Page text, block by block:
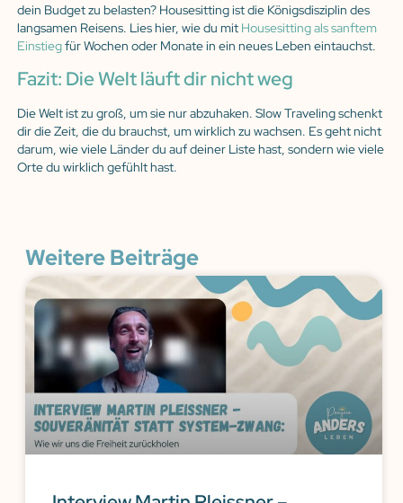
dein Budget zu belasten? Housesitting ist die Königsdisziplin des
langsamen Reisens. Lies hier, wie du mit Housesitting als sanftem
Einstiegfür Wochen oder Monate in ein neues Leben eintauchst.
Fazit: Die Welt läuft dir nicht weg
Die Welt ist zu groß, um sie nur abzuhaken. Slow Traveling schenkt
dir die Zeit, die du brauchst, um wirklich zu wachsen. Es geht nicht
darum, wie viele Länder du auf deiner Liste hast, sondern wie viele
Orte du wirklich gefühlt hast.
Weitere Beiträge